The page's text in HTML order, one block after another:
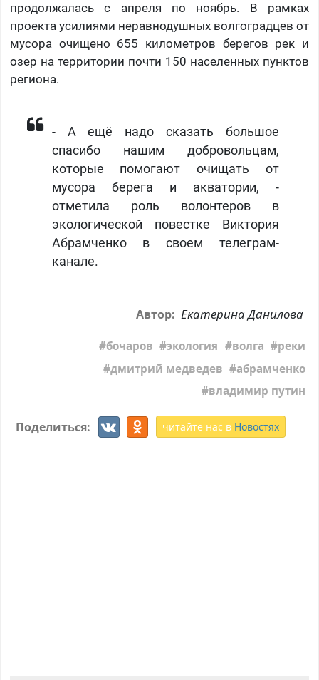
продолжалась с апреля по ноябрь. В рамках
проекта усилиями неравнодушных волгоградцев от
мусора очищено 655 километров берегов рек и
озер на территории почти 150 населенных пунктов
региона.
- А ещё надо сказать большое
спасибо нашим добровольцам,
которые помогают очищать от
мусора берега и акватории, -
отметила роль волонтеров в
экологической повестке Виктория
Абрамченко в своем телеграм-
канале.
Автор: Екатерина Данилова
бочаров экология волга
реки
дмитрий медведев
абрамченко
владимир путин
Поделиться: читайте нас в Новостях